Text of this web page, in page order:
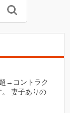
→コントラク
。 妻子ありの